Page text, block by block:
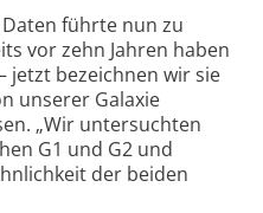
führte nun zu
vor zehn Jahren haben
jetzt bezeichnen wir sie
unserer Galaxie
„Wir untersuchten
G1 und G2 und
der beiden